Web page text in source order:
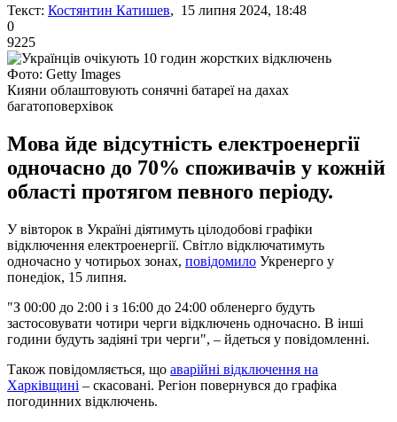
Текст: Костянтин Катишев, 15 липня 2024, 18:48
0
9225
Фото: Getty Images
Кияни облаштовують сонячні батареї на дахах
багатоповерхівок
Мова йде відсутність електроенергії
одночасно до 70% споживачів у кожній
області протягом певного періоду.
У вівторок в Україні діятимуть цілодобові графіки
відключення електроенергії. Світло відключатимуть
одночасно у чотирьох зонах, повідомило Укренерго у
понедіок, 15 липня.
"З 00:00 до 2:00 і з 16:00 до 24:00 обленерго будуть
застосовувати чотири черги відключень одночасно. В інші
години будуть задіяні три черги", – йдеться у повідомленні.
Також повідомляється, що аварійні відключення на
Харківщині – скасовані. Регіон повернувся до графіка
погодинних відключень.